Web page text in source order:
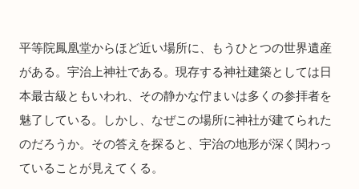
平等院鳳凰堂からほど近い場所に、もうひとつの世界遺産
がある。宇治上神社である。現存する神社建築としては日
本最古級ともいわれ、その静かな佇まいは多くの参拝者を
魅了している。しかし、なぜこの場所に神社が建てられた
のだろうか。その答えを探ると、宇治の地形が深く関わっ
ていることが見えてくる。